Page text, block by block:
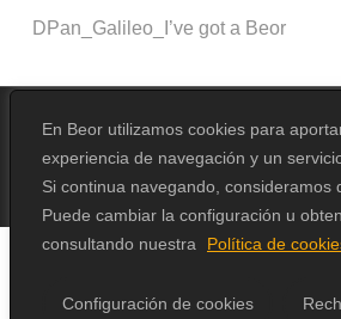
En Beor utilizamos cookies para
experiencia de navegación y un
Si continua navegando, consideramos
Puede cambiar la configuración u
consultando nuestra
Política de
Configuración de cookies
DPan_Galileo_I’ve got a Beor
© 2026 Beor.Design by